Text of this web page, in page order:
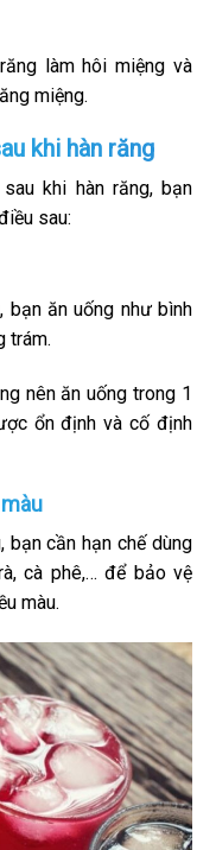
làm hôi miệng và
miệng.
khi hàn răng
khi hàn răng, bạn
sau:
bạn ăn uống như bình
trám.
nên ăn uống trong 1
ổn định và cố định
bạn cần hạn chế dùng
cà phê,… để bảo vệ
màu.